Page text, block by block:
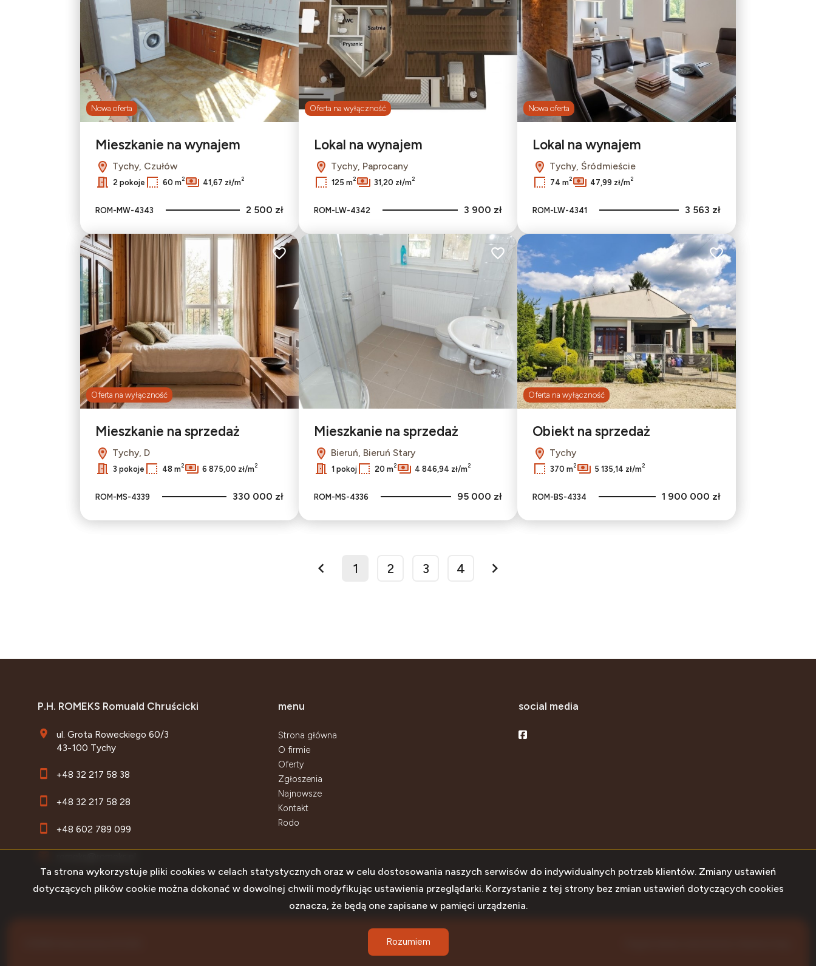
Nowa oferta
Mieszkanie na wynajem
Tychy, Czułów
2 pokoje 60 m2 41,67 zł/m2
ROM-MW-4343 2 500 zł
Oferta na wyłączność
Lokal na wynajem
Tychy, Paprocany
125 m2 31,20 zł/m2
ROM-LW-4342 3 900 zł
Nowa oferta
Lokal na wynajem
Tychy, Śródmieście
74 m2 47,99 zł/m2
ROM-LW-4341 3 563 zł
Oferta na wyłączność
Dodaj do ulubionych
Mieszkanie na sprzedaż
Tychy, D
3 pokoje 48 m2 6 875,00 zł/m2
ROM-MS-4339 330 000 zł
Dodaj do ulubionych
Mieszkanie na sprzedaż
Bieruń, Bieruń Stary
1 pokoj 20 m2 4 846,94 zł/m2
ROM-MS-4336 95 000 zł
Oferta na wyłączność
Dodaj do ulubionych
Obiekt na sprzedaż
Tychy
370 m2 5 135,14 zł/m2
ROM-BS-4334 1 900 000 zł
prev
1 2 3 4
next
P.H. ROMEKS Romuald Chruścicki
ul. Grota Roweckiego 60/3
43-100 Tychy
+48 32 217 58 38
+48 32 217 58 28
+48 602 789 099
menu
Strona główna
O firmie
Oferty
Zgłoszenia
Najnowsze
Kontakt
Rodo
social media
Facebook
Ta strona wykorzystuje pliki cookies w celach statystycznych oraz w celu dostosowania naszych serwisów do indywidualnych potrzeb klientów. Zmiany ustawień
dotyczących plików cookie można dokonać w dowolnej chwili modyfikując ustawienia przeglądarki. Korzystanie z tej strony bez zmian ustawień dotyczących cookies
oznacza, że będą one zapisane w pamięci urządzenia.
Rozumiem